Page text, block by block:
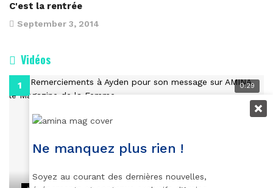
C'est la rentrée
September 3, 2014
Vidéos
0:29
Ne manquez plus rien !
Soyez au courant des dernières nouvelles,